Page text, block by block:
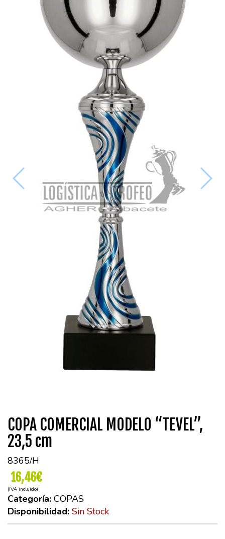
COPA COMERCIAL MODELO “TEVEL”,
23,5 cm
8365/H
16,46€
(IVA incluido)
Categoría: COPAS
Disponibilidad: Sin Stock